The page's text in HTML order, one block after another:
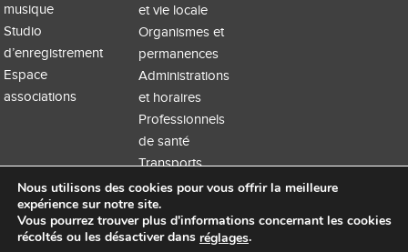
musique
Studio
d’enregistrement
Espace
associations
et vie locale
Organismes et
permanences
Administrations
et horaires
Professionnels
de santé
Transports
Accueil Extranet Mentions légales
Nous utilisons des cookies pour vous offrir la meilleure
expérience sur notre site.
Vous pourrez trouver plus d'informations concernant les cookies
récoltés ou les désactiver dans réglages.